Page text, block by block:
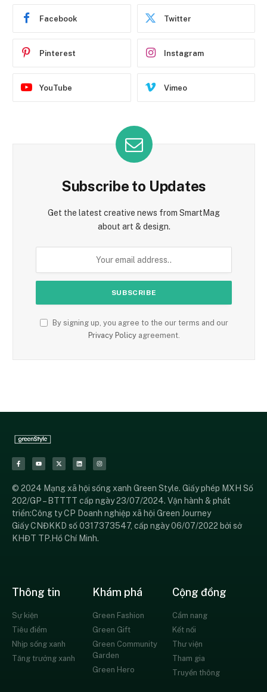
Facebook Twitter
Pinterest Instagram
YouTube Vimeo
Subscribe to Updates
Get the latest creative news from SmartMag
about art & design.
By signing up, you agree to the our terms and our
Privacy Policyagreement.
© 2024 Mạng xã hội sống xanh Green Style. Giấy phép MXH Số
202/GP – BTTTT cấp ngày 23/07/2024. Vận hành & phát
triển:Công ty CP Doanh nghiệp xã hội Green Journey
Giấy CNĐKKD số 0317373547, cấp ngày 06/07/2022 bởi sở
KHĐT TP.Hồ Chí Minh.
Thông tin
Sự kiện
Tiêu điểm
Nhịp sống xanh
Tăng trưởng xanh
Khám phá
Green Fashion
Green Gift
Green Community
Garden
Green Hero
Cộng đồng
Cẩm nang
Kết nối
Thư viện
Tham gia
Truyền thông